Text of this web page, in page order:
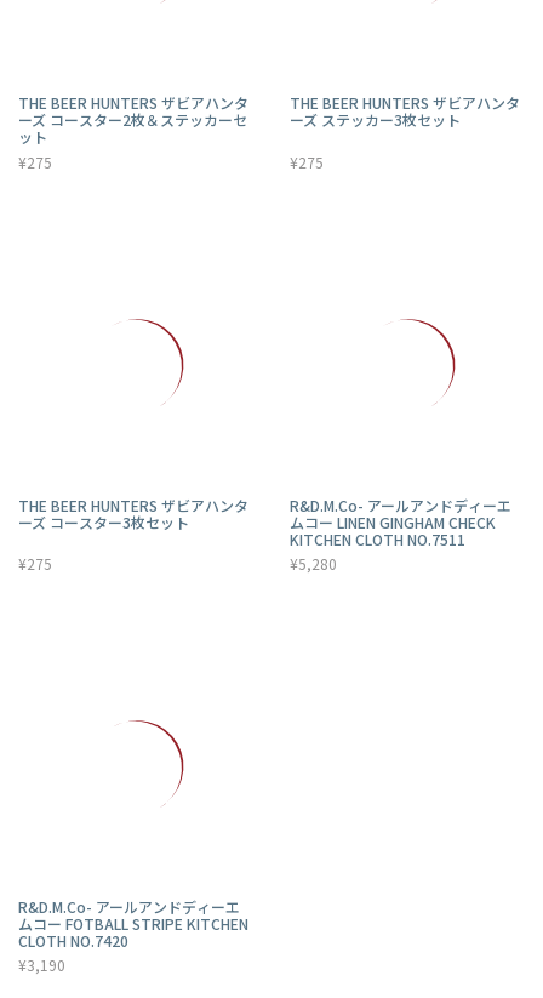
THE BEER HUNTERS ザビアハンタ
ーズ コースター2枚＆ステッカーセ
ット
¥275
THE BEER HUNTERS ザビアハンタ
ーズ ステッカー3枚セット
¥275
THE BEER HUNTERS ザビアハンタ
ーズ コースター3枚セット
¥275
R&D.M.Co- アールアンドディーエ
ムコー LINEN GINGHAM CHECK
KITCHEN CLOTH NO.7511
¥5,280
R&D.M.Co- アールアンドディーエ
ムコー FOTBALL STRIPE KITCHEN
CLOTH NO.7420
¥3,190